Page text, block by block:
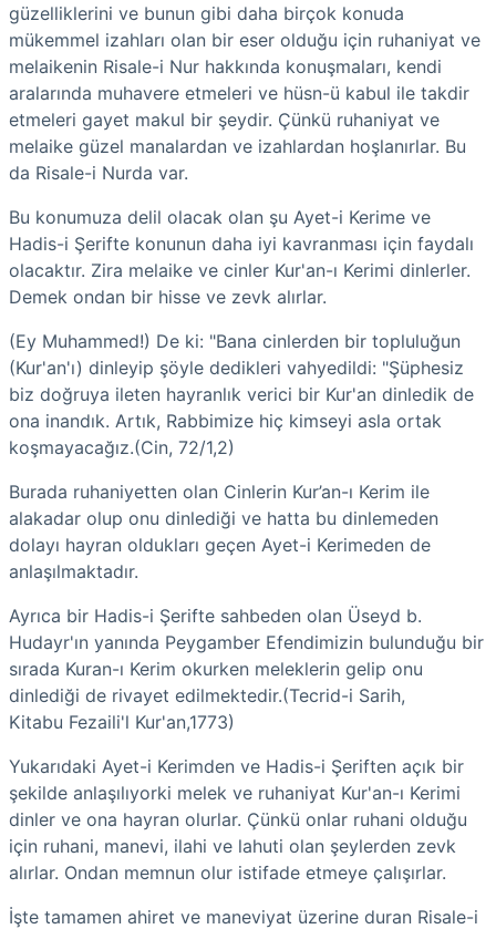
güzelliklerini ve bunun gibi daha birçok konuda
mükemmel izahları olan bir eser olduğu için ruhaniyat ve
melaikenin Risale-i Nur hakkında konuşmaları, kendi
aralarında muhavere etmeleri ve hüsn-ü kabul ile takdir
etmeleri gayet makul bir şeydir. Çünkü ruhaniyat ve
melaike güzel manalardan ve izahlardan hoşlanırlar. Bu
da Risale-i Nurda var.
Bu konumuza delil olacak olan şu Ayet-i Kerime ve
Hadis-i Şerifte konunun daha iyi kavranması için faydalı
olacaktır. Zira melaike ve cinler Kur'an-ı Kerimi dinlerler.
Demek ondan bir hisse ve zevk alırlar.
(Ey Muhammed!) De ki: "Bana cinlerden bir topluluğun
(Kur'an'ı) dinleyip şöyle dedikleri vahyedildi: "Şüphesiz
biz doğruya ileten hayranlık verici bir Kur'an dinledik de
ona inandık. Artık, Rabbimize hiç kimseyi asla ortak
koşmayacağız.(Cin, 72/1,2)
Burada ruhaniyetten olan Cinlerin Kur’an-ı Kerim ile
alakadar olup onu dinlediği ve hatta bu dinlemeden
dolayı hayran oldukları geçen Ayet-i Kerimeden de
anlaşılmaktadır.
Ayrıca bir Hadis-i Şerifte sahbeden olan Üseyd b.
Hudayr'ın yanında Peygamber Efendimizin bulunduğu bir
sırada Kuran-ı Kerim okurken meleklerin gelip onu
dinlediği de rivayet edilmektedir.(Tecrid-i Sarih,
Kitabu Fezaili'l Kur'an,1773)
Yukarıdaki Ayet-i Kerimden ve Hadis-i Şeriften açık bir
şekilde anlaşılıyorki melek ve ruhaniyat Kur'an-ı Kerimi
dinler ve ona hayran olurlar. Çünkü onlar ruhani olduğu
için ruhani, manevi, ilahi ve lahuti olan şeylerden zevk
alırlar. Ondan memnun olur istifade etmeye çalışırlar.
İşte tamamen ahiret ve maneviyat üzerine duran Risale-i